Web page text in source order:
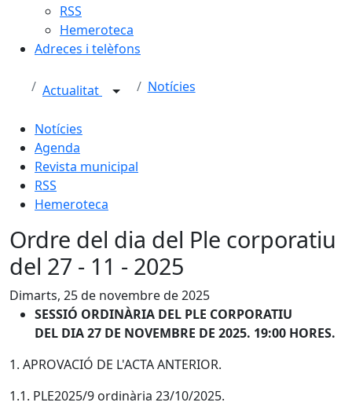
RSS
Hemeroteca
Adreces i telèfons
Actualitat Notícies
Notícies
Agenda
Revista municipal
RSS
Hemeroteca
Ordre del dia del Ple corporatiu
del 27 - 11 - 2025
Dimarts, 25 de novembre de 2025
SESSIÓ ORDINÀRIA DEL PLE CORPORATIU
DEL DIA 27 DE NOVEMBRE DE 2025. 19:00 HORES.
1. APROVACIÓ DE L'ACTA ANTERIOR.
1.1. PLE2025/9 ordinària 23/10/2025.